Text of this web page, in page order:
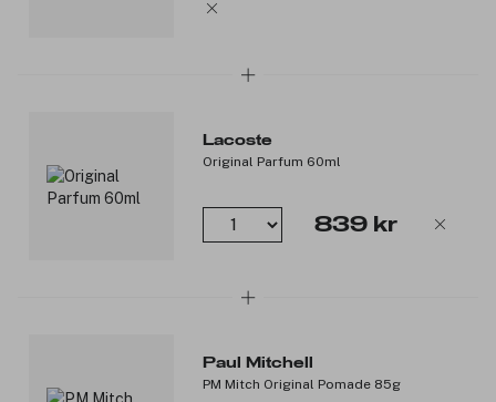
Lacoste
Original Parfum 60ml
839 kr
Paul Mitchell
PM Mitch Original Pomade 85g